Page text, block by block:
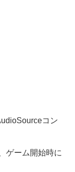
コン
ゲーム開始時に